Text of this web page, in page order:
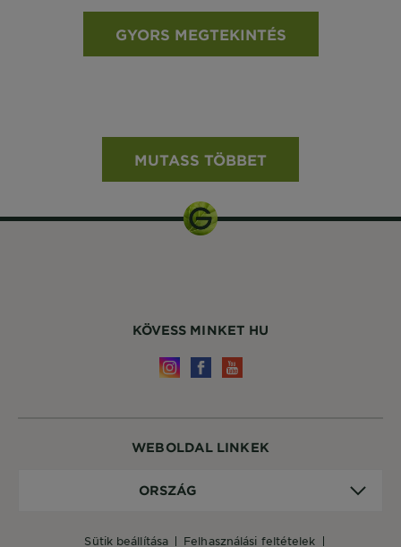
GYORS MEGTEKINTÉS
MUTASS TÖBBET
WEBOLDAL LINKEK
sütik beállítása felhasználási feltételek
ORSZÁG
KÖVESS MINKET HU